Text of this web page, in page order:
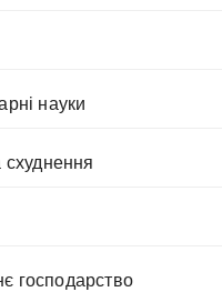
науки
схуднення
господарство